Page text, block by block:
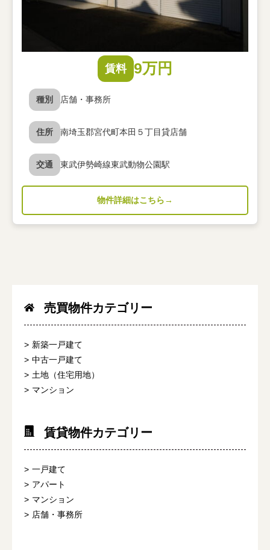
売買物件カテゴリー
新築一戸建て
中古一戸建て
土地（住宅用地）
マンション
賃貸物件カテゴリー
一戸建て
アパート
マンション
店舗・事務所
賃料 9万円
種別 店舗・事務所
住所 南埼玉郡宮代町本田５丁目貸店舗
交通 東武伊勢崎線東武動物公園駅
物件詳細はこちら